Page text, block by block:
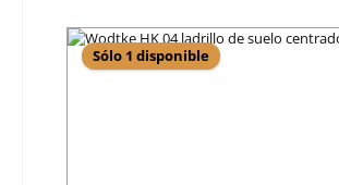
Sólo 1 disponible